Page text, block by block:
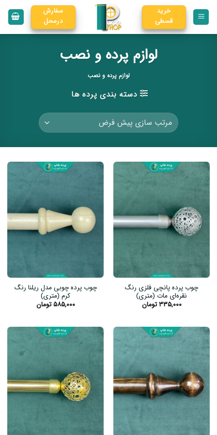
خرید
قسطی
سفارش
درمحل
لوازم پرده و نصب
لوازم پرده و نصب
دسته بندی پرده ها
چوب پرده پانچی فلزی رنگ
نقره‌ای مات (متری)
۳۳۵,۰۰۰ تومان
چوب پرده چوبی مدل ریلنا رنگ
کرم (متری)
۵۸۵,۰۰۰ تومان